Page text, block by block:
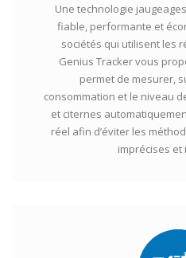
Une technologie
fiable, performante et
sociétés qui utilisent les
Genius Tracker vous
permet de mesurer,
consommation et le niveau
et citernes
réel afin d’éviter les
imprécises et